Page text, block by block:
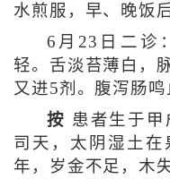
水煎服，早、晚饭
6月23日二诊
轻。舌淡苔薄白，
又进5剂。腹泻肠鸣
按 患者生于
司天，太阴湿土
年，岁金不足，木